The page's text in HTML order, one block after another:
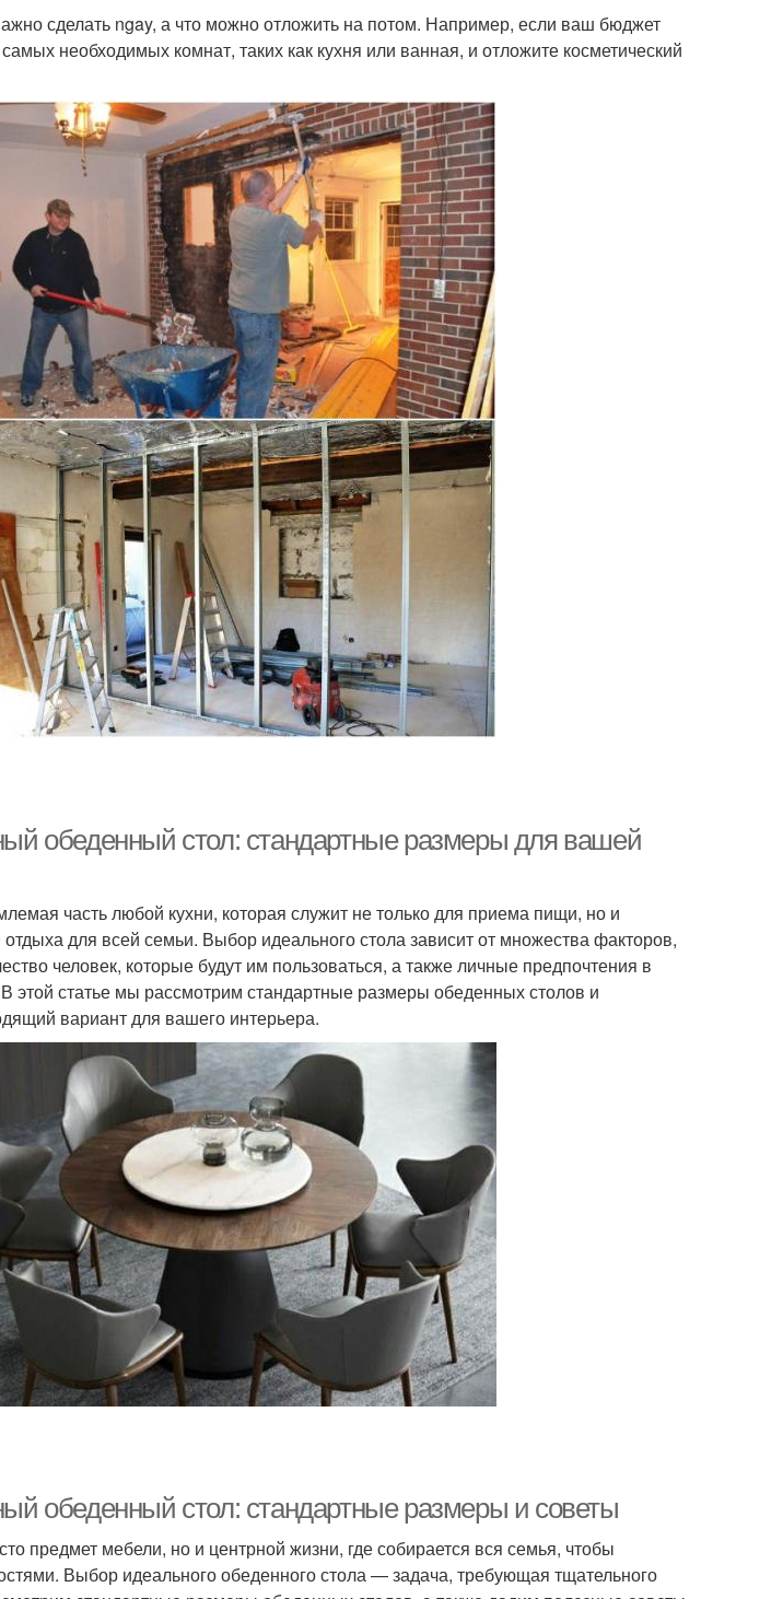
сделать ngay, а что можно отложить на потом. Например, если ваш бюджет
необходимых комнат, таких как кухня или ванная, и отложите косметический
обеденный стол: стандартные размеры для вашей
часть любой кухни, которая служит не только для приема пищи, но и
для всей семьи. Выбор идеального стола зависит от множества факторов,
человек, которые будут им пользоваться, а также личные предпочтения в
этой статье мы рассмотрим стандартные размеры обеденных столов и
вариант для вашего интерьера.
обеденный стол: стандартные размеры и советы
предмет мебели, но и центрной жизни, где собирается вся семья, чтобы
Выбор идеального обеденного стола — задача, требующая тщательного